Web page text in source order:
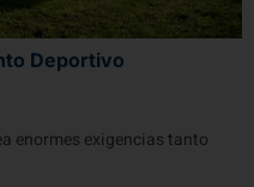
Deportivo
enormes exigencias tanto